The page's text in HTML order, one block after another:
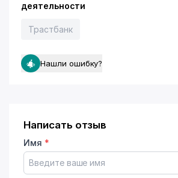
деятельности
Трастбанк
Нашли ошибку?
Написать отзыв
Имя *